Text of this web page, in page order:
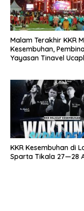
Malam Terakhir KKR
Kesembuhan,
Yayasan Tinavel
KKR Kesembuhan di
Sparta Tikala 27—28